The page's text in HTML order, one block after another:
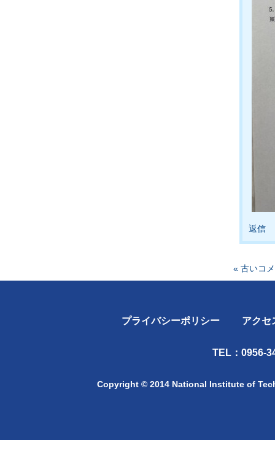
返信
« 古いコ
プライバシーポリシー アクセ
TEL：0956-
Copyright © 2014 National Institute of